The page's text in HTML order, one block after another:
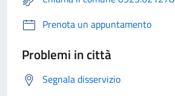
Prenota un appuntamento
Problemi in città
Segnala disservizio